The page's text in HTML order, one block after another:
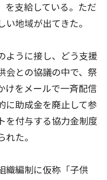
を支給している。ただ
地域が出てきた。
ように接し、どう支援
会との協議の中で、祭
けをメールで一斉配信
に助成金を廃止して参
を付与する協力金制度
た。
織編制に仮称「子供